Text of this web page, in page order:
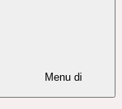
Menu di